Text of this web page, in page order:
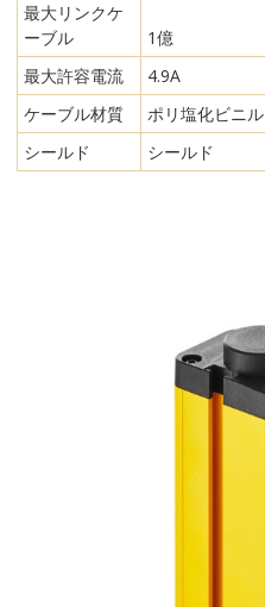
最大リンクケ
ーブル
1億
最大許容電流
4.9A
ケーブル材質
ポリ塩化ビニル
シールド
シールド